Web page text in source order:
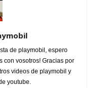
de playmobil, espero
con vosotros! Gracias por
videos de playmobil y
youtube.